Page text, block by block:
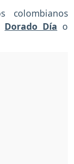
colombianos
Dorado Día o